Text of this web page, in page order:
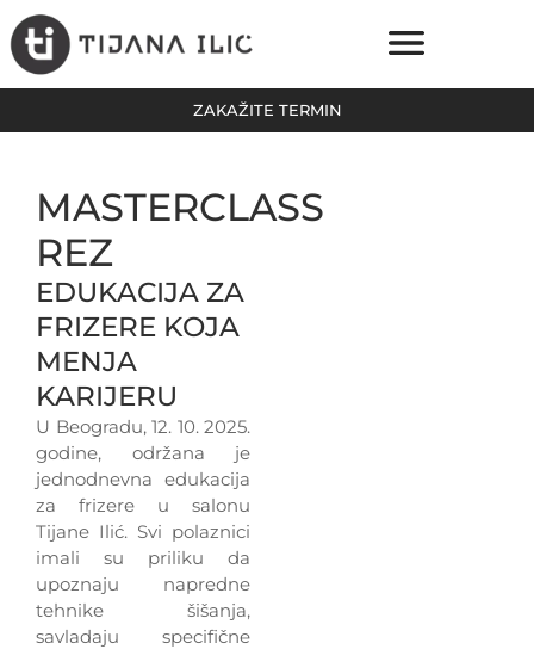
ZAKAŽITE TERMIN
MASTERCLASS
REZ
EDUKACIJA ZA
FRIZERE KOJA
MENJA
KARIJERU
U Beogradu, 12. 10. 2025.
godine, održana je
jednodnevna edukacija
za frizere u salonu
Tijane Ilić. Svi polaznici
imali su priliku da
upoznaju napredne
tehnike šišanja,
savladaju specifične